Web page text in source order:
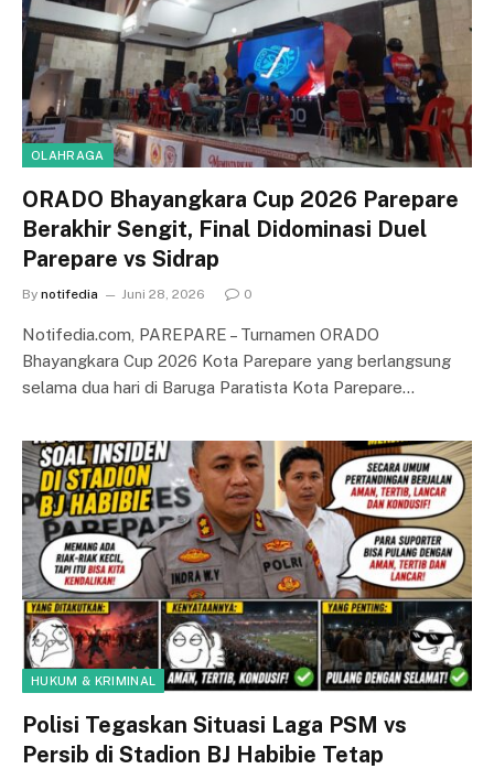
OLAHRAGA
ORADO Bhayangkara Cup 2026 Parepare
Berakhir Sengit, Final Didominasi Duel
Parepare vs Sidrap
By notifedia Juni 28, 2026 0
Notifedia.com, PAREPARE – Turnamen ORADO
Bhayangkara Cup 2026 Kota Parepare yang berlangsung
selama dua hari di Baruga Paratista Kota Parepare…
HUKUM & KRIMINAL
Polisi Tegaskan Situasi Laga PSM vs
Persib di Stadion BJ Habibie Tetap